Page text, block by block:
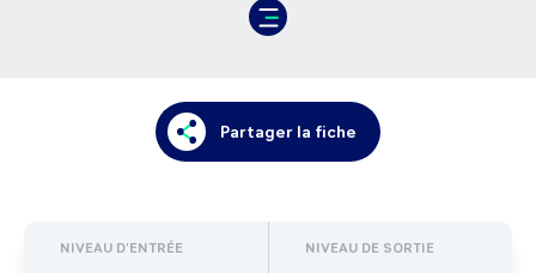
Partager la fiche
NIVEAU D'ENTRÉE NIVEAU DE SORTIE